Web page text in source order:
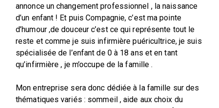
annonce un changement professionnel , la naissance
d’un enfant ! Et puis Compagnie, c’est ma pointe
d’humour ,de douceur c’est ce qui représente tout le
reste et comme je suis infirmière puéricultrice, je suis
spécialisée de l’enfant de 0 à 18 ans et en tant
qu’infirmière , je m’occupe de la famille .
Mon entreprise sera donc dédiée à la famille sur des
thématiques variés : sommeil , aide aux choix du